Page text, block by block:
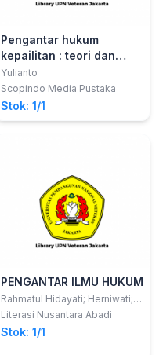
Pengantar hukum
kepailitan : teori dan
praktek
Yulianto
Scopindo Media Pustaka
Stok: 1/1
PENGANTAR ILMU HUKUM
Rahmatul Hidayati; Herniwati;
Sifaul Amin; Micael Josviranto,
Heliany, Maximinus Adrianus
Literasi Nusantara Abadi
Stok: 1/1